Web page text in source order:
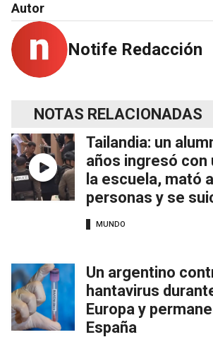
Autor
Notife Redacción
NOTAS RELACIONADAS
Tailandia: un
años ingresó con
la escuela, mató
personas y se
MUNDO
Un argentino
hantavirus
Europa y
España